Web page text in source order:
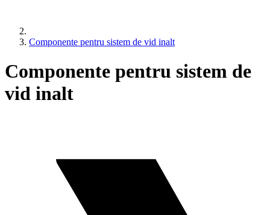
Componente pentru sistem de vid inalt
Componente pentru sistem de
vid inalt